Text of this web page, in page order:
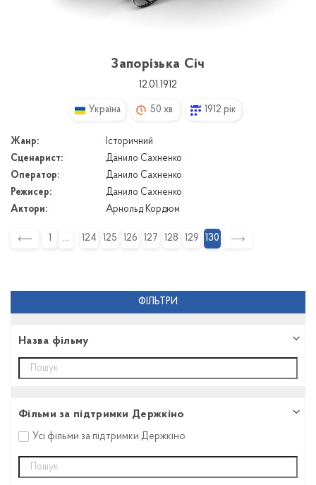
Запорізька Січ
12.01.1912
Україна 50 хв. 1912 рік
Жанр:
Історичний
Сценарист:
Данило Сахненко
Оператор:
Данило Сахненко
Режисер:
Данило Сахненко
Актори:
Арнольд Кордюм
1 124 125 126 127 128 129 130
ФІЛЬТРИ
Назва фільму
Фільми за підтримки Держкіно
Усі фільми за підтримки Держкіно